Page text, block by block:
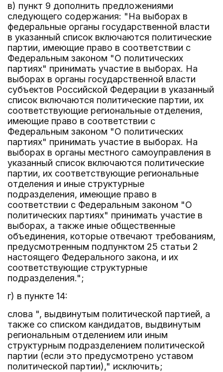
в) пункт 9 дополнить предложениями
следующего содержания: "На выборах в
федеральные органы государственной власти
в указанный список включаются политические
партии, имеющие право в соответствии с
Федеральным законом "О политических
партиях" принимать участие в выборах. На
выборах в органы государственной власти
субъектов Российской Федерации в указанный
список включаются политические партии, их
соответствующие региональные отделения,
имеющие право в соответствии с
Федеральным законом "О политических
партиях" принимать участие в выборах. На
выборах в органы местного самоуправления в
указанный список включаются политические
партии, их соответствующие региональные
отделения и иные структурные
подразделения, имеющие право в
соответствии с Федеральным законом "О
политических партиях" принимать участие в
выборах, а также иные общественные
объединения, которые отвечают требованиям,
предусмотренным подпунктом 25 статьи 2
настоящего Федерального закона, и их
соответствующие структурные
подразделения.";
г) в пункте 14:
слова ", выдвинутым политической партией, а
также со списком кандидатов, выдвинутым
региональным отделением или иным
структурным подразделением политической
партии (если это предусмотрено уставом
политической партии)," исключить;